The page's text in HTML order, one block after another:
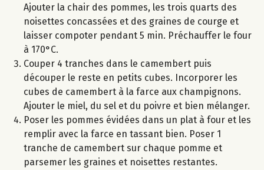
Ajouter la chair des pommes, les trois quarts des
noisettes concassées et des graines de courge et
laisser compoter pendant 5 min. Préchauffer le four
à 170°C.
Couper 4 tranches dans le camembert puis
découper le reste en petits cubes. Incorporer les
cubes de camembert à la farce aux champignons.
Ajouter le miel, du sel et du poivre et bien mélanger.
Poser les pommes évidées dans un plat à four et les
remplir avec la farce en tassant bien. Poser 1
tranche de camembert sur chaque pomme et
parsemer les graines et noisettes restantes.